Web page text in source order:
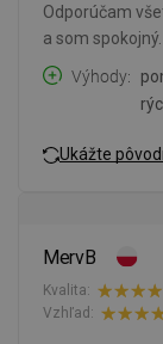
Odporúčam
a som
Výhody
Ukážte
MervB
Kvalita:
Vzhľad: